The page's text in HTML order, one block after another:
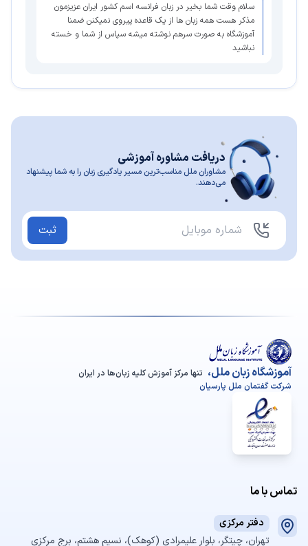
سلام وقت شما بخیر در زبان فرانسه اسم کشور ایران عزیزمون
مذکر هست همه زبان ها از یک قاعده پیروی نمیکنن ضمنا
آموزشگاه به صورت سرهم نوشته میشه سپاس از شما و خسته
نباشید
دریافت مشاوره آموزشی
مشاوران ملل مناسب‌ترین مسیر یادگیری زبان را به شما پیشنهاد
می‌دهند.
ثبت
آموزشگاه زبان ملل، تنها مرکز آموزش کلیه زبان‌ها در ایران
شرکت گفتمان ملل پارسیان
تماس با ما
دفتر مرکزی
تهران، چیتگر، بلوار علیمرادی (کوهک)، نسیم هشتم، برج مرکزی